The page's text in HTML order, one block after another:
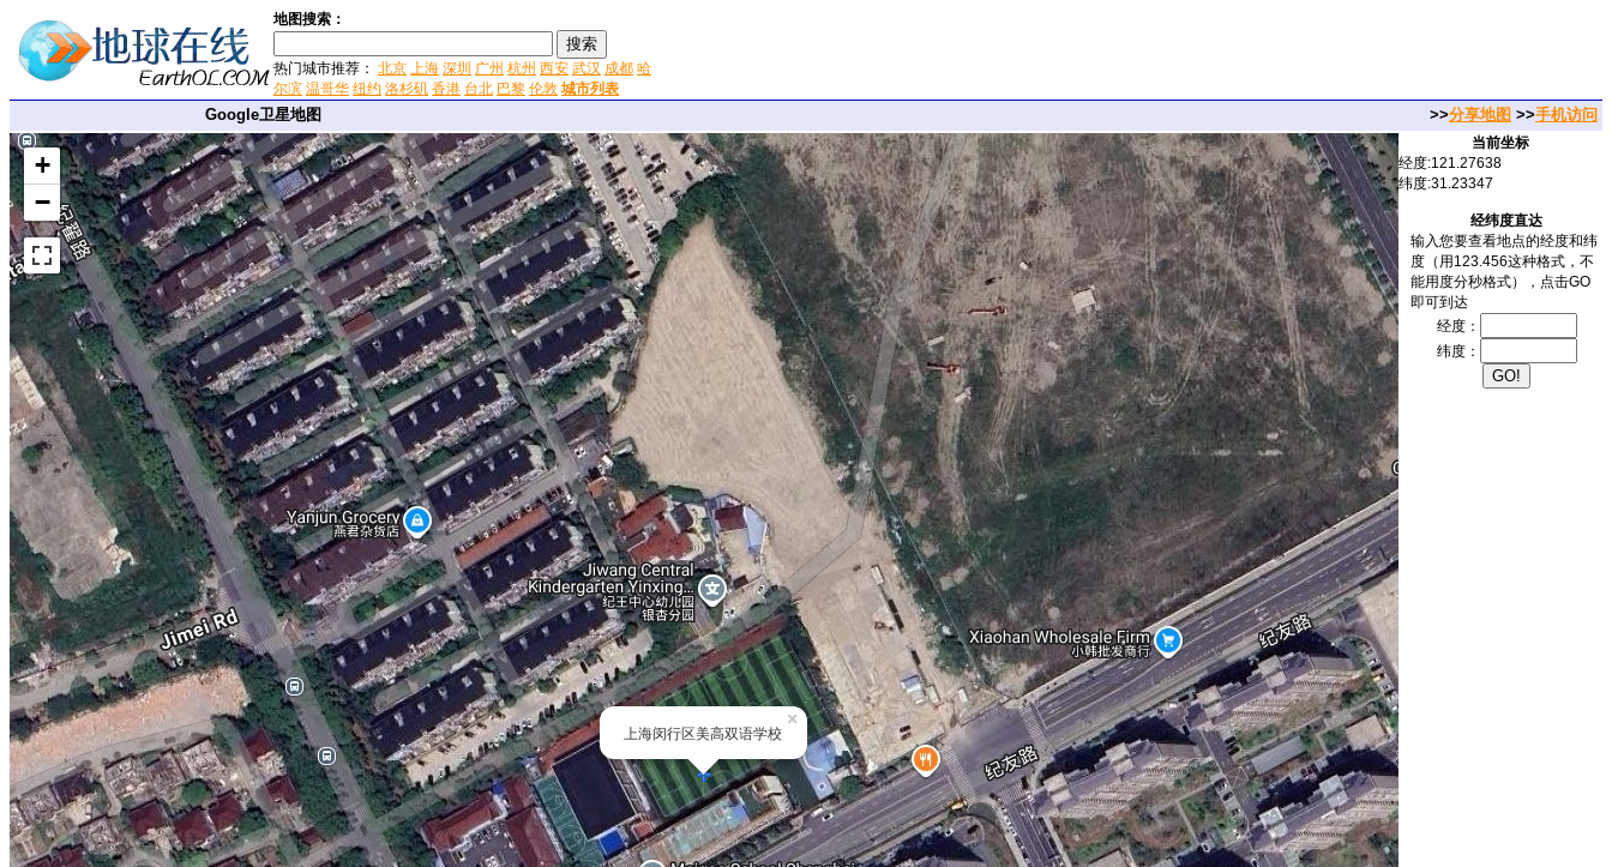
地图搜索：
热门城市推荐： 北京 上海 深圳 广州 杭州 西安 武汉 成都 哈
尔滨 温哥华 纽约 洛杉矶 香港 台北 巴黎 伦敦 城市列表
Google卫星地图 >>分享地图 >>手机访问
上海闵行区美高双语学校
×
+
−
当前坐标
经度:121.27638
纬度:31.23347
经纬度直达
输入您要查看地点的经度和纬
度（用123.456这种格式，不
能用度分秒格式），点击GO
即可到达
经度：
纬度：